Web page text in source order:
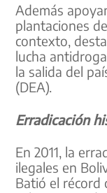
Además
plantaciones
contexto,
lucha
la salida del
(DEA).
Erradicación
En 2011, la
ilegales en
Batió el récord